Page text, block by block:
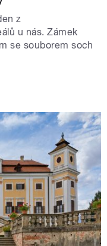
z
u nás. Zámek
se souborem soch